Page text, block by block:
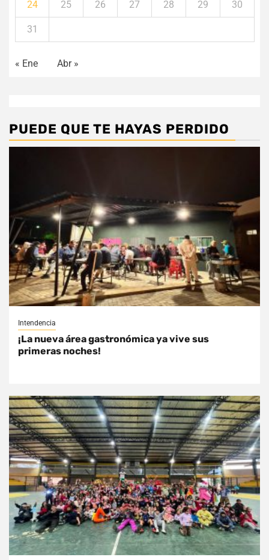
24 25 26 27 28 29 30
31
« Ene Abr »
PUEDE QUE TE HAYAS PERDIDO
Intendencia
¡La nueva área gastronómica ya vive sus
primeras noches!